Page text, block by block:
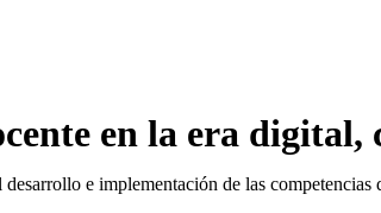
en la era
e implementación de las competencias